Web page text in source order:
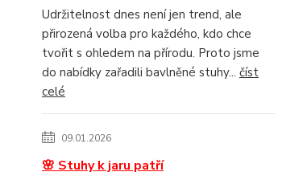
Udržitelnost dnes není jen trend, ale
přirozená volba pro každého, kdo chce
tvořit s ohledem na přírodu. Proto jsme
do nabídky zařadili bavlněné stuhy... číst
celé
09.01.2026
🌸 Stuhy k jaru patří